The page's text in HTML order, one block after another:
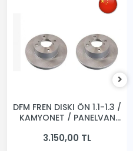
DFM FREN DISKI ÖN 1.1-1.3 /
KAMYONET / PANELVAN
3.150,00 TL